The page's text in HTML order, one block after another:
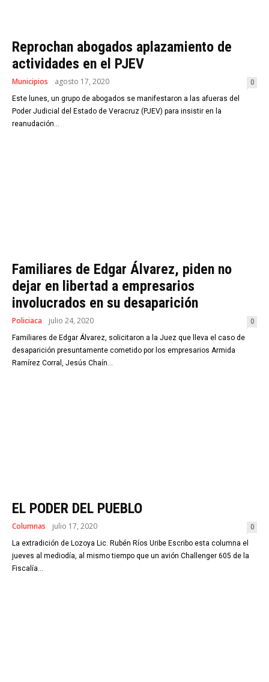
Reprochan abogados aplazamiento de
actividades en el PJEV
Municipios agosto 17, 2020 0
Este lunes, un grupo de abogados se manifestaron a las afueras del
Poder Judicial del Estado de Veracruz (PJEV) para insistir en la
reanudación...
Familiares de Edgar Álvarez, piden no
dejar en libertad a empresarios
involucrados en su desaparición
Policiaca julio 24, 2020 0
Familiares de Edgar Álvarez, solicitaron a la Juez que lleva el caso de
desaparición presuntamente cometido por los empresarios Armida
Ramírez Corral, Jesús Chaín...
EL PODER DEL PUEBLO
Columnas julio 17, 2020 0
La extradición de Lozoya Lic. Rubén Ríos Uribe Escribo esta columna el
jueves al mediodía, al mismo tiempo que un avión Challenger 605 de la
Fiscalía...